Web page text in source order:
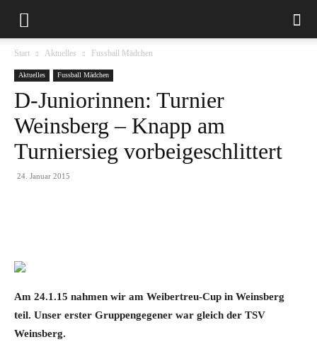
Start Aktuelles Fussball Mädchen
Aktuelles Fussball Mädchen
D-Juniorinnen: Turnier
Weinsberg – Knapp am
Turniersieg vorbeigeschlittert
24. Januar 2015
Am 24.1.15 nahmen wir am Weibertreu-Cup in Weinsberg
teil. Unser erster Gruppengegener war gleich der TSV
Weinsberg.